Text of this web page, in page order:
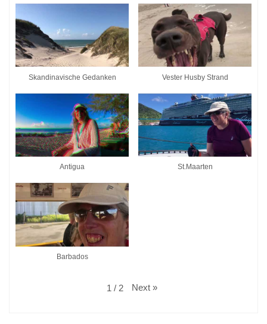
Skandinavische Gedanken Vester Husby Strand
Antigua St.Maarten
Barbados
1 / 2 Next »